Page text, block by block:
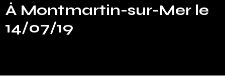
À Montmartin-sur-Mer le
14/07/19